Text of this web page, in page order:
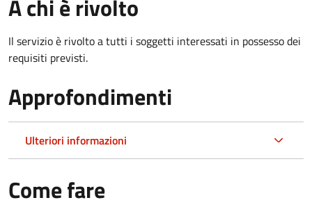
A chi è rivolto
Il servizio è rivolto a tutti i soggetti interessati in possesso dei
requisiti previsti.
Approfondimenti
Ulteriori informazioni
Come fare